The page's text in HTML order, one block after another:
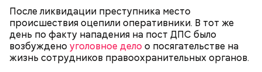
После ликвидации преступника место
происшествия оцепили оперативники. В тот же
день по факту нападения на пост ДПС было
возбуждено уголовное дело о посягательстве на
жизнь сотрудников правоохранительных органов.
Также Миссюра пытался отравить брата девушки,
своего дядю и еще одного родственника. Он
регулярно добавлял жертвам химикаты в специи,
напитки и даже святую воду из храма.
Что известно о Мутаеве